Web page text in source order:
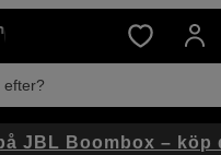
efter?
JBL Boombox – köp